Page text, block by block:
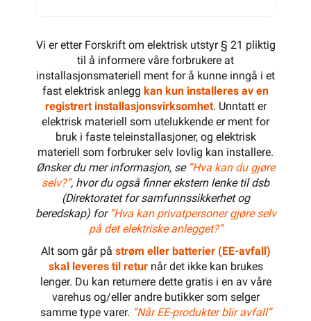
Vi er etter Forskrift om elektrisk utstyr § 21 pliktig
til å informere våre forbrukere at
installasjonsmateriell ment for å kunne inngå i et
fast elektrisk anlegg kan kun installeres av en
registrert installasjonsvirksomhet. Unntatt er
elektrisk materiell som utelukkende er ment for
bruk i faste teleinstallasjoner, og elektrisk
materiell som forbruker selv lovlig kan installere.
Ønsker du mer informasjon, se ”Hva kan du gjøre
selv?”, hvor du også finner ekstern lenke til dsb
(Direktoratet for samfunnssikkerhet og
beredskap) for “Hva kan privatpersoner gjøre selv
på det elektriske anlegget?”
Alt som går på strøm eller batterier (EE-avfall)
skal leveres til returnår det ikke kan brukes
lenger. Du kan returnere dette gratis i en av våre
varehus og/eller andre butikker som selger
samme type varer. “Når EE-produkter blir avfall”